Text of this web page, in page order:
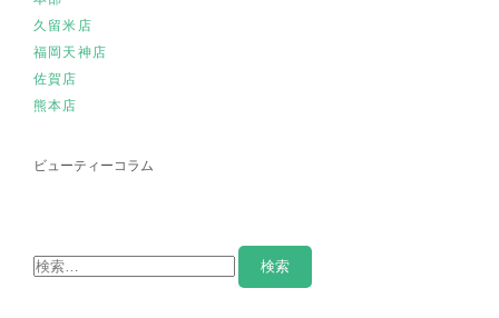
久留米店
福岡天神店
佐賀店
熊本店
ビューティーコラム